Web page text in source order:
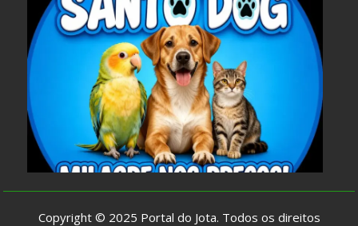
Copyright © 2025 Portal do Jota. Todos os direitos